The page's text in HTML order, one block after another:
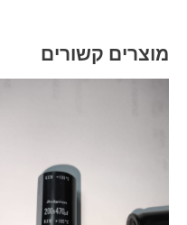
מוצרים קשורים